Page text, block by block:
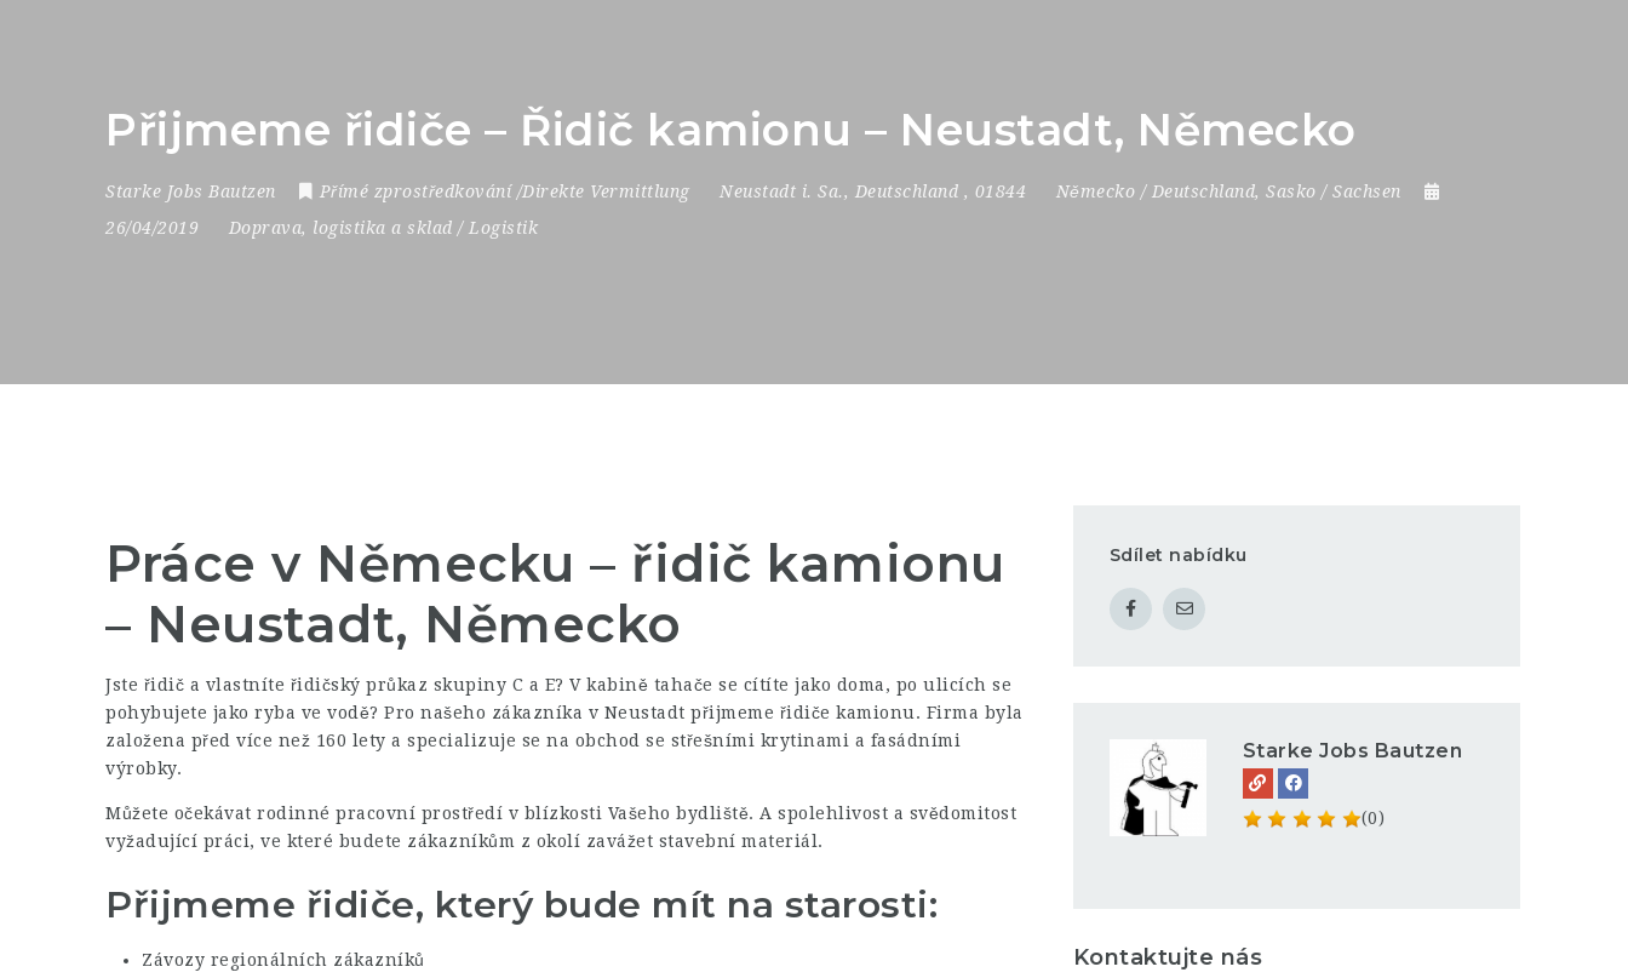
Přijmeme řidiče – Řidič kamionu – Neustadt, Německo
Starke Jobs Bautzen Přímé zprostředkování /Direkte Vermittlung Neustadt i. Sa., Deutschland , 01844 Německo / Deutschland, Sasko / Sachsen
26/04/2019
Doprava, logistika a sklad / Logistik
Práce v Německu – řidič kamionu
– Neustadt, Německo
Jste řidič a vlastníte řidičský průkaz skupiny C a E? V kabině tahače se cítíte jako doma, po ulicích se
pohybujete jako ryba ve vodě? Pro našeho zákazníka v Neustadt přijmeme řidiče kamionu. Firma byla
založena před více než 160 lety a specializuje se na obchod se střešními krytinami a fasádními
výrobky.
Můžete očekávat rodinné pracovní prostředí v blízkosti Vašeho bydliště. A spolehlivost a svědomitost
vyžadující práci, ve které budete zákazníkům z okolí zavážet stavební materiál.
Přijmeme řidiče, který bude mít na starosti:
Závozy regionálních zákazníků
Sdílet nabídku
Starke Jobs Bautzen
(0)
Kontaktujte nás